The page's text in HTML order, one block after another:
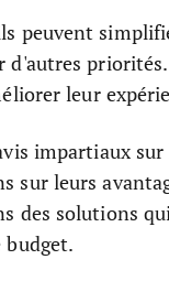
peuvent
d'autres
leur
impartiaux
sur leurs
des solutions